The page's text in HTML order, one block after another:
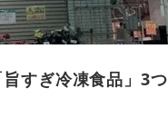
すぎ冷凍食品」3つ